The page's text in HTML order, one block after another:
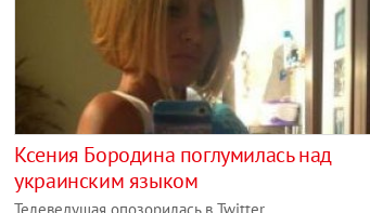
Ксения Бородина поглумилась над
украинским языком